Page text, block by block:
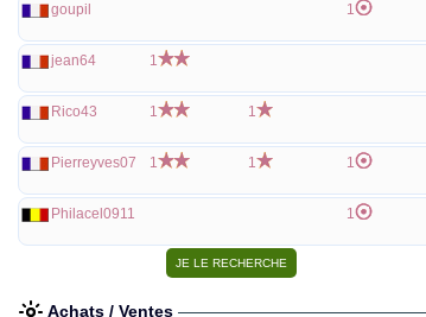
goupil 1
jean64 1
Rico43 1 1
Pierreyves07 1 1 1
Philacel0911 1
Achats / Ventes